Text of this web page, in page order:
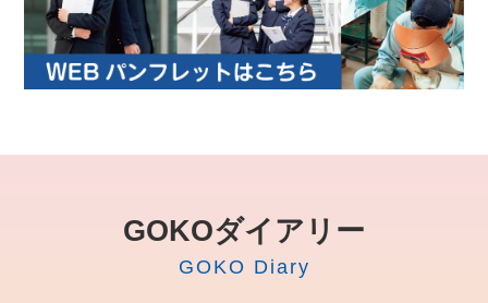
GOKOダイアリー
GOKO Diary